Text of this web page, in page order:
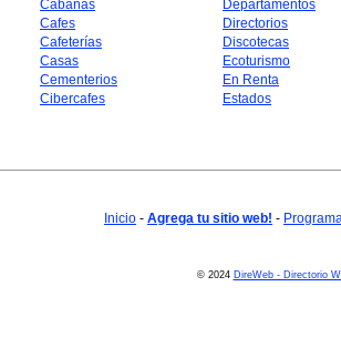
Cabañas
Cafes
Cafeterías
Casas
Cementerios
Cibercafes
Departamentos
Directorios
Discotecas
Ecoturismo
En Renta
Estados
Inicio - Agrega tu sitio web! -
© 2024 DireWeb - Directorio